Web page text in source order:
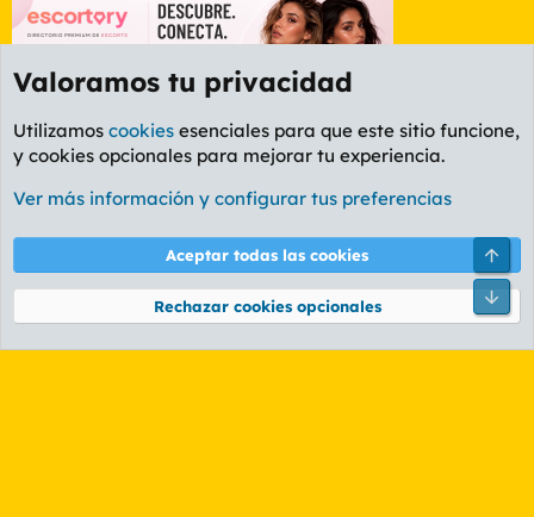
Etiquetas
Cookies
PL OLDSTYLE AMARILLO
Términos y reglas Política de privacidad Ayuda
Community platform by XenForo® © 2010-2026 XenForo Ltd.
Valoramos tu privacidad
Utilizamos cookies esenciales para que este sitio funcione,
y cookies opcionales para mejorar tu experiencia.
Ver más información y configurar tus preferencias
Aceptar todas las cookies
Rechazar cookies opcionales
Pie